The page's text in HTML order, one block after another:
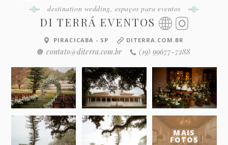
destination wedding espaços para eventos
DI TERRÁ EVENTOS
PIRACICABA - SP DITERRA.COM.BR
contato@diterra.com.br (19) 99677-7288
MAIS
FOTOS